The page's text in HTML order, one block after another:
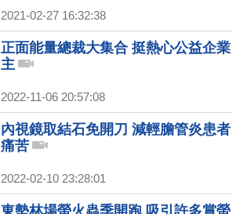
2021-02-27 16:32:38
正面能量總裁大集合 挺熱心公益企業
主
2022-11-06 20:57:08
內視鏡取結石免開刀 減輕膽管炎患者
痛苦
2022-02-10 23:28:01